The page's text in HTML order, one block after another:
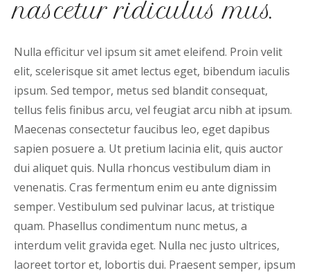
nascetur ridiculus mus.
Nulla efficitur vel ipsum sit amet eleifend. Proin velit
elit, scelerisque sit amet lectus eget, bibendum iaculis
ipsum. Sed tempor, metus sed blandit consequat,
tellus felis finibus arcu, vel feugiat arcu nibh at ipsum.
Maecenas consectetur faucibus leo, eget dapibus
sapien posuere a. Ut pretium lacinia elit, quis auctor
dui aliquet quis. Nulla rhoncus vestibulum diam in
venenatis. Cras fermentum enim eu ante dignissim
semper. Vestibulum sed pulvinar lacus, at tristique
quam. Phasellus condimentum nunc metus, a
interdum velit gravida eget. Nulla nec justo ultrices,
laoreet tortor et, lobortis dui. Praesent semper, ipsum